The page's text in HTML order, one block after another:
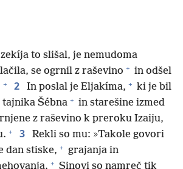
to slišal, je nemudoma
se ogrnil z raševino + in odšel
+ 2 In poslal je Eljakíma, + ki je bil
Šébna + in starešine izmed
z raševino k preroku Izaiju,
+ 3
Rekli so mu: »Takole govori
dan stiske, + grajanja in
+ Sinovi so namreč tik